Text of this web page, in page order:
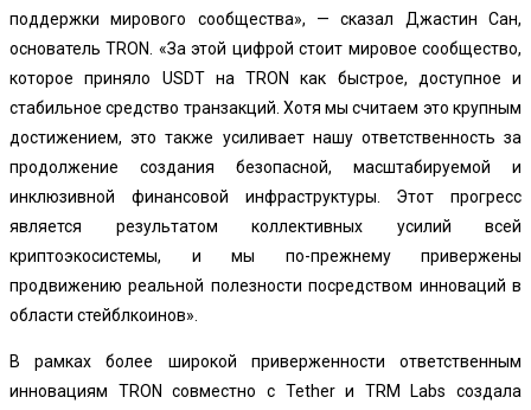
поддержки мирового сообщества», — сказал Джастин Сан,
основатель TRON. «За этой цифрой стоит мировое сообщество,
которое приняло USDT на TRON как быстрое, доступное и
стабильное средство транзакций. Хотя мы считаем это крупным
достижением, это также усиливает нашу ответственность за
продолжение создания безопасной, масштабируемой и
инклюзивной финансовой инфраструктуры. Этот прогресс
является результатом коллективных усилий всей
криптоэкосистемы, и мы по-прежнему привержены
продвижению реальной полезности посредством инноваций в
области стейблкоинов».
В рамках более широкой приверженности ответственным
инновациям TRON совместно с Tether и TRM Labs создала